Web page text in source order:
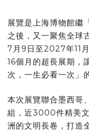
展覽是上海博物館繼
之後，又一聚焦全球
7月9日至2027年11
16個月的超長展期，
次，一生必看一次」
本次展覽聯合墨西哥
組，近3000件精美
洲的文明長卷，打造